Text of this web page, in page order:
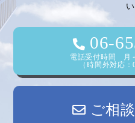
い
06-
電話受付時間 月
（時間外対応：
ご相